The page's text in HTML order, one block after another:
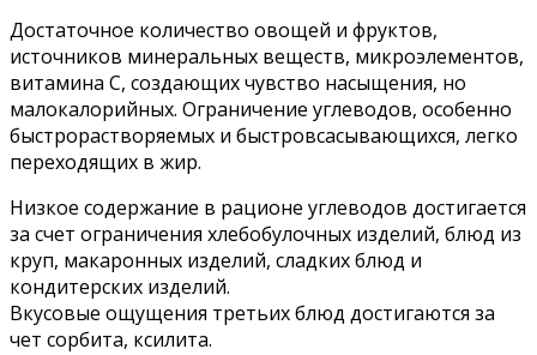
Достаточное количество овощей и фруктов,
источников минеральных веществ, микроэлементов,
витамина С, создающих чувство насыщения, но
малокалорийных. Ограничение углеводов, особенно
быстрорастворяемых и быстровсасывающихся, легко
переходящих в жир.
Низкое содержание в рационе углеводов достигается
за счет ограничения хлебобулочных изделий, блюд из
круп, макаронных изделий, сладких блюд и
кондитерских изделий.
Вкусовые ощущения третьих блюд достигаются за
чет сорбита, ксилита.